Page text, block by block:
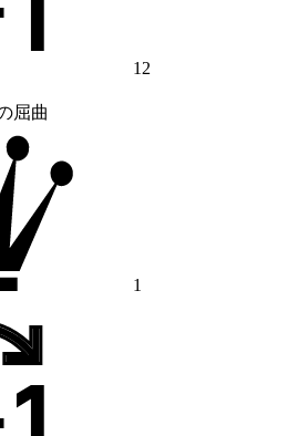
12
屈曲
1